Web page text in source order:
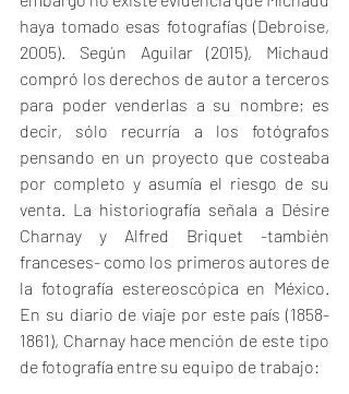
haya tomado esas fotografías (Debroise,
2005). Según Aguilar (2015), Michaud
compró los derechos de autor a terceros
para poder venderlas a su nombre; es
decir, sólo recurría a los fotógrafos
pensando en un proyecto que costeaba
por completo y asumía el riesgo de su
venta. La historiografía señala a Désire
Charnay y Alfred Briquet -también
franceses- como los primeros autores de
la fotografía estereoscópica en México.
En su diario de viaje por este país (1858-
1861), Charnay hace mención de este tipo
de fotografía entre su equipo de trabajo: